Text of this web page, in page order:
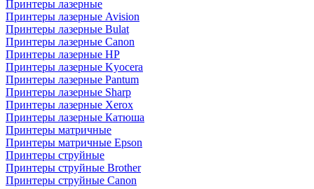
Принтеры лазерные
Принтеры лазерные Avision
Принтеры лазерные Bulat
Принтеры лазерные Canon
Принтеры лазерные HP
Принтеры лазерные Kyocera
Принтеры лазерные Pantum
Принтеры лазерные Sharp
Принтеры лазерные Xerox
Принтеры лазерные Катюша
Принтеры матричные
Принтеры матричные Epson
Принтеры струйные
Принтеры струйные Brother
Принтеры струйные Canon